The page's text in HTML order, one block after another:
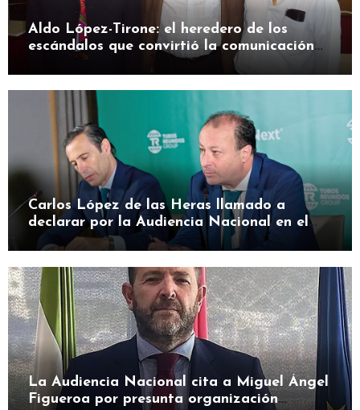
Aldo López-Tirone: el heredero de los
escándalos que convirtió la comunicación
en herramienta de presión
Carlos López de las Heras llamado a
declarar por la Audiencia Nacional en el
caso SEPI
La Audiencia Nacional cita a Miguel Ángel
Figueroa por presunta organización